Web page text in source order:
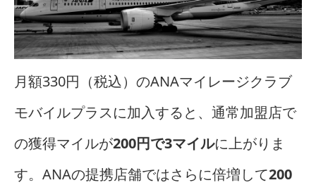
月額330円（税込）のANAマイレージクラブ
モバイルプラスに加入すると、通常加盟店で
の獲得マイルが200円で3マイルに上がりま
す。ANAの提携店舗ではさらに倍増して200